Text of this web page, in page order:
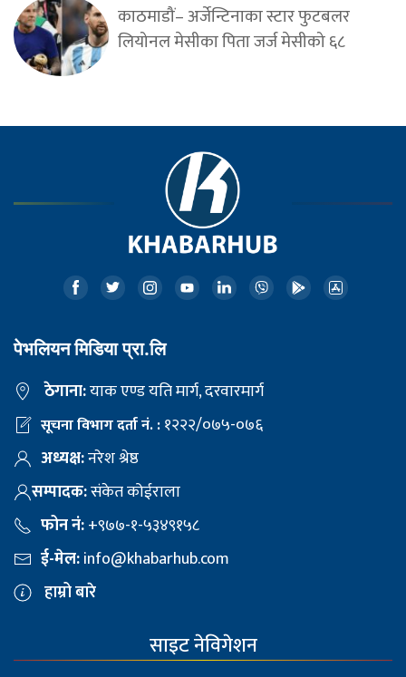
काठमाडौं– अर्जेन्टिनाका स्टार फुटबलर
लियोनल मेसीका पिता जर्ज मेसीको ६८
पेभलियन मिडिया प्रा.लि
ठेगाना:याक एण्ड यति मार्ग, दरवारमार्ग
सूचना विभाग दर्ता नं. :१२२२/०७५-०७६
अध्यक्ष:नरेश श्रेष्ठ
सम्पादक:संकेत कोईराला
फोन नं:+९७७-१-५३४९१५८
ई-मेल:info@khabarhub.com
हाम्रो बारे
साइट नेविगेशन